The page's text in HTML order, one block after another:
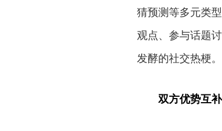
猜预测等多元类
观点、参与话题
发酵的社交热梗。
双方优势互